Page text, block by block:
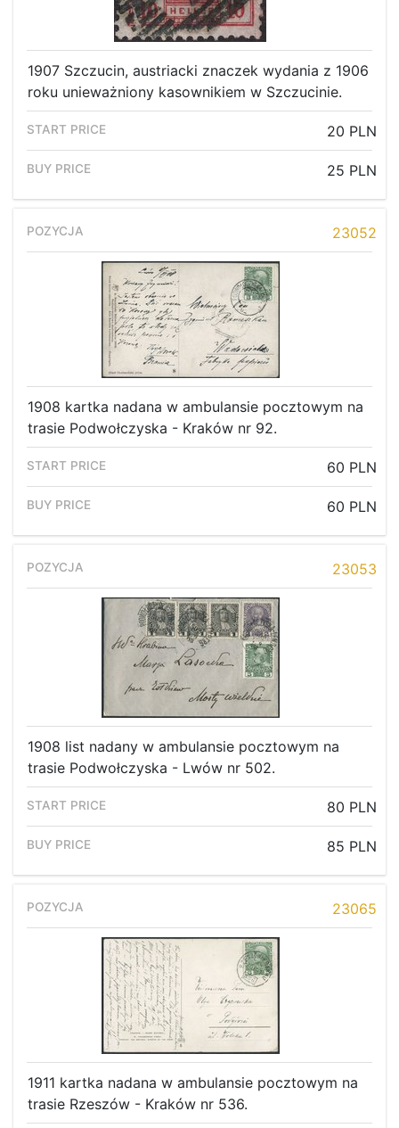
1907 Szczucin, austriacki znaczek wydania z 1906
roku unieważniony kasownikiem w Szczucinie.
20 PLN
25 PLN
23052
1908 kartka nadana w ambulansie pocztowym na
trasie Podwołczyska - Kraków nr 92.
60 PLN
60 PLN
23053
1908 list nadany w ambulansie pocztowym na
trasie Podwołczyska - Lwów nr 502.
80 PLN
85 PLN
23065
1911 kartka nadana w ambulansie pocztowym na
trasie Rzeszów - Kraków nr 536.